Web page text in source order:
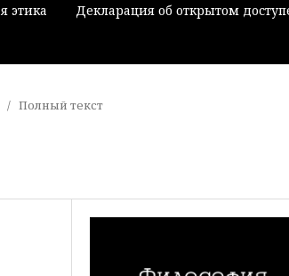
этика Декларация об открытом
/ Полный текст